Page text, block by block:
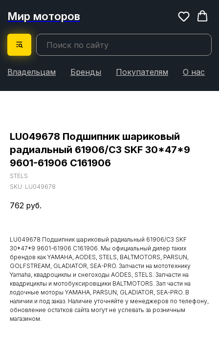
Мир моторов
Владельцам Бренды Покупателям О нас
LU049678 Подшипник шариковый
радиальный 61906/C3 SKF 30*47*9
9601-61906 С161906
STELS
SKU: LU049678
762 руб.
LU049678 Подшипник шариковый радиальный 61906/C3 SKF
30*47*9 9601-61906 С161906. Мы официальный дилер таких
брендов как YAMAHA, AODES, STELS, BALTMOTORS, PARSUN,
GOLFSTREAM, GLADIATOR, SEA-PRO. Запчасти на мототехнику
Yamaha, квадроциклы и снегоходы AODES, STELS. Запчасти на
квадрициклы и мотобуксировщики BALTMOTORS. Зап части на
лодочные моторы YAMAHA, PARSUN, GLADIATOR, SEA-PRO. В
наличии и под заказ. Наличие уточняйте у менеджеров по телефону,
обновление остатков сайта могут не успевать за розничным
магазином.